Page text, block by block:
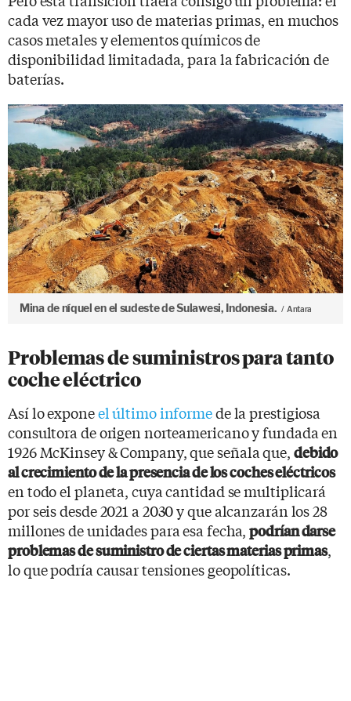
cada vez mayor uso de materias primas, en muchos
casos metales y elementos químicos de
disponibilidad limitadada, para la fabricación de
baterías.
Mina de níquel en el sudeste de Sulawesi, Indonesia. Antara
Problemas de suministros para tanto
coche eléctrico
Así lo exponeel último informede la prestigiosa
consultora de origen norteamericano y fundada en
1926 McKinsey & Company, que señala que, debido
al crecimiento de la presencia de los coches eléctricos
en todo el planeta, cuya cantidad se multiplicará
por seis desde 2021 a 2030 y que alcanzarán los 28
millones de unidades para esa fecha,podrían darse
problemas de suministro de ciertas materias primas,
lo que podría causar tensiones geopolíticas.